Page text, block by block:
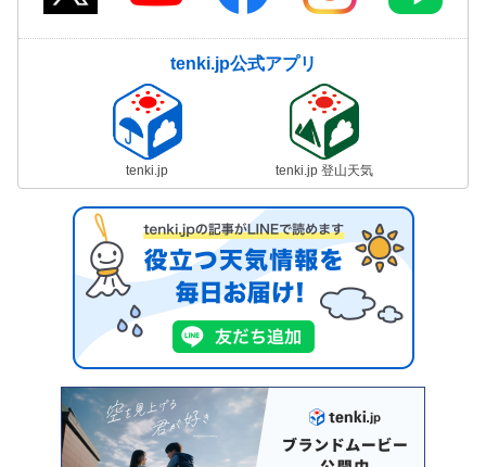
tenki.jp公式アプリ
tenki.jp tenki.jp 登山天気